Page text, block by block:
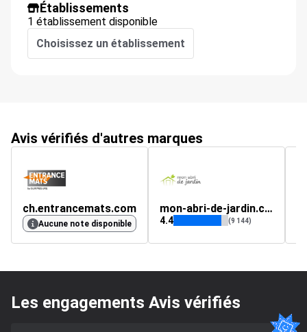
Établissements
1 établissement disponible
Choisissez un établissement
Avis vérifiés d'autres marques
ch.entrancemats.com
Aucune note disponible
mon-abri-de-jardin.com
4.4 (9 144)
Les engagements Avis vérifiés